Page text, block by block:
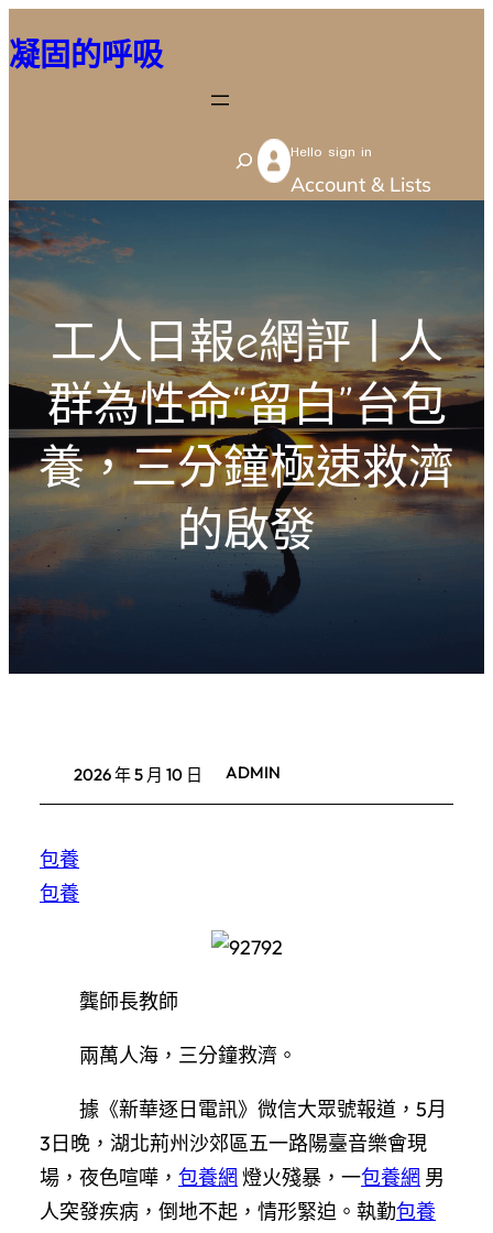
至
容
凝固的呼吸
S
e
h
Hello sign in
Account & Lists
工人日報e網評丨人
群為性命“留白”台包
養，三分鐘極速救濟
的啟發
2026 年 5 月 10 日 ADMIN
包養
包養
龔師長教師
兩萬人海，三分鐘救濟。
據《新華逐日電訊》微信大眾號報道，5月
3日晚，湖北荊州沙郊區五一路陽臺音樂會現
場，夜色喧嘩， 包養網 燈火殘暴，一包養網 男
人突發疾病，倒地不起，情形緊迫。執勤包養